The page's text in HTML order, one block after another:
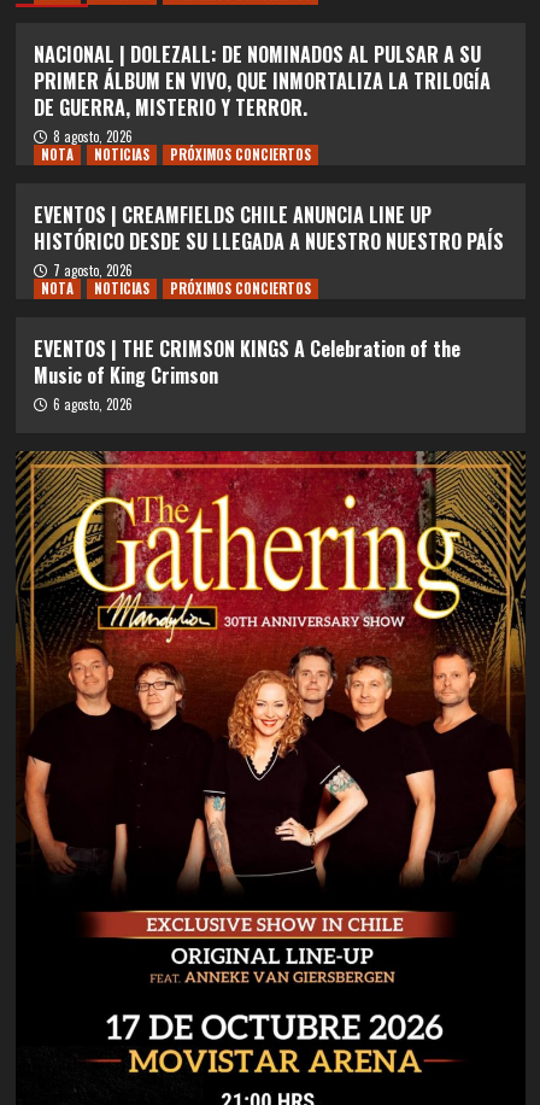
NACIONAL | DOLEZALL: DE NOMINADOS AL PULSAR A SU
PRIMER ÁLBUM EN VIVO, QUE INMORTALIZA LA TRILOGÍA
DE GUERRA, MISTERIO Y TERROR.
8 agosto, 2026
NOTA
NOTICIAS PRÓXIMOS CONCIERTOS
EVENTOS | CREAMFIELDS CHILE ANUNCIA LINE UP
HISTÓRICO DESDE SU LLEGADA A NUESTRO NUESTRO PAÍS
7 agosto, 2026
NOTA
NOTICIAS PRÓXIMOS CONCIERTOS
EVENTOS | THE CRIMSON KINGS A Celebration of the
Music of King Crimson
6 agosto, 2026